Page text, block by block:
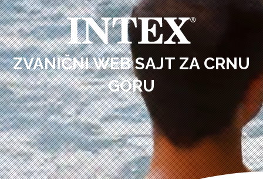
ZVANIČNI WEB SAJT ZA CRNU
GORU